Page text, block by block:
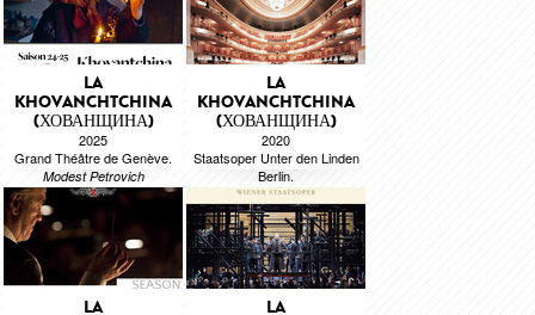
LA
KHOVANCHTCHINA
(ХОВАНЩИНА)
2025
Grand Théâtre de Genève.
Modest Petrovich
Moussorgski
LA
KHOVANCHTCHINA
(ХОВАНЩИНА)
2020
Staatsoper Unter den Linden
Berlin.
Modest Petrovich
Moussorgski
LA
LA